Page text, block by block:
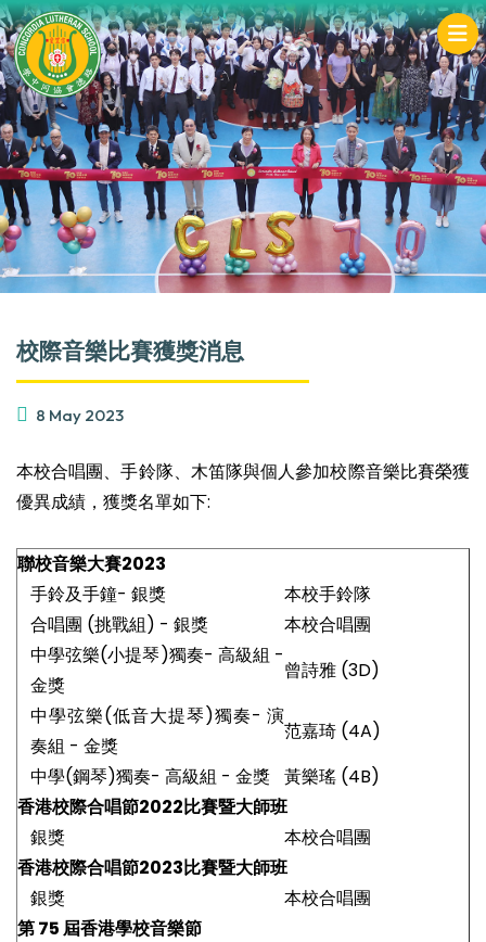
校際音樂比賽獲獎消息
8 May 2023
本校合唱團、手鈴隊、木笛隊與個人參加校際音樂比賽榮獲
優異成績，獲獎名單如下:
聯校音樂大賽2023
手鈴及手鐘- 銀獎
本校手鈴隊
合唱團 (挑戰組) - 銀獎
本校合唱團
中學弦樂(小提琴)獨奏- 高級組 -
金獎
曾詩雅 (3D)
中學弦樂(低音大提琴)獨奏- 演
奏組 - 金獎
范嘉琦 (4A)
中學(鋼琴)獨奏- 高級組 - 金獎 黃樂瑤 (4B)
香港校際合唱節2022比賽暨大師班
銀獎
本校合唱團
香港校際合唱節2023比賽暨大師班
銀獎
本校合唱團
第 75 屆香港學校音樂節